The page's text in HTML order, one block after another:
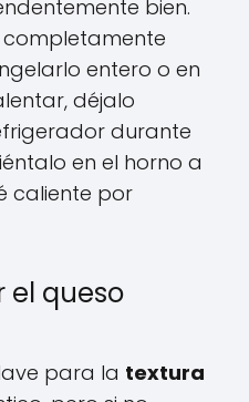
bien.
completamente
entero o en
déjalo
durante
en el horno a
caliente por
el queso
para la textura